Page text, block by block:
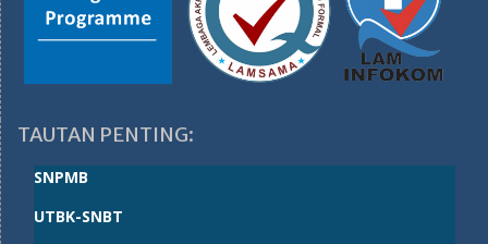
TAUTAN PENTING:
SNPMB
UTBK-SNBT